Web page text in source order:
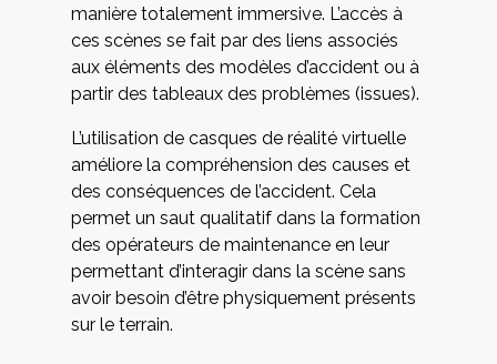
manière totalement immersive. L’accès à
ces scènes se fait par des liens associés
aux éléments des modèles d’accident ou à
partir des tableaux des problèmes (issues).
L’utilisation de casques de réalité virtuelle
améliore la compréhension des causes et
des conséquences de l’accident. Cela
permet un saut qualitatif dans la formation
des opérateurs de maintenance en leur
permettant d’interagir dans la scène sans
avoir besoin d’être physiquement présents
sur le terrain.